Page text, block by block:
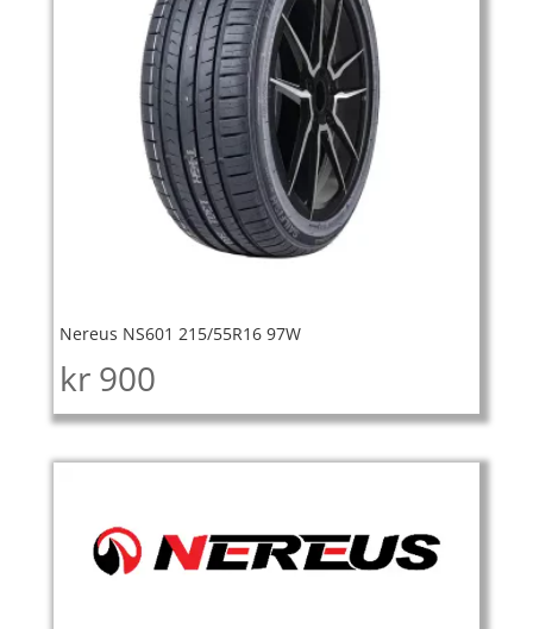
Nereus NS601 215/55R16 97W
kr 900